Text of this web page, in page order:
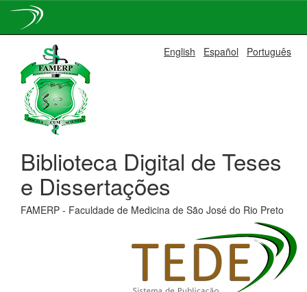
navigation
English Español Português
Biblioteca Digital de Teses
e Dissertações
FAMERP - Faculdade de Medicina de São José do Rio Preto